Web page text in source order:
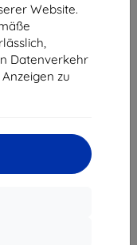
Website.
Datenverkehr
zu